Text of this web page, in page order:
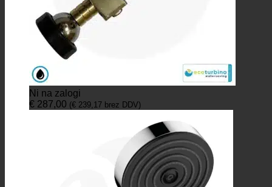
Ni na zalogi
€ 287,00 (€ 239,17 brez DDV)